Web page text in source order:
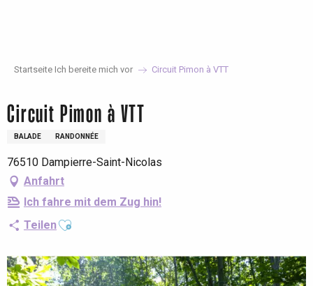
Startseite Ich bereite mich vor Circuit Pimon à VTT
Circuit Pimon à VTT
BALADE RANDONNÉE
76510 Dampierre-Saint-Nicolas
Anfahrt
Ich fahre mit dem Zug hin!
TeilenAjouter aux favoris